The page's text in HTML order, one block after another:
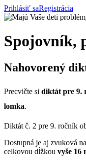
Prihlásiť saRegistrácia
Spojovník,
Nahovorený
Precvičte si diktát pre 9.
lomka.
Diktát č. 2 pre 9. ročník
Dostupná je aj zvuková
celkovou dĺžkou vyše 16